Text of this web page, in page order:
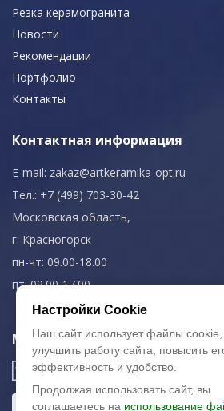
Резка керамогранита
Новости
Рекомендации
Портфолио
Контакты
Контактная информация
E-mail: zakaz@artkeramika-opt.ru
Тел.: +7 (499) 703-30-42
Московская область,
г. Красногорск
пн-чт: 09.00-18.00
пт: 09.00-17.00
Мы в соц. сетях
Настройки Cookie
Наш сайт использует файлы cookie,
улучшить работу сайта, повысить
эффективность и удобство.
Продолжая использовать сайт, вы
соглашаетесь на использование